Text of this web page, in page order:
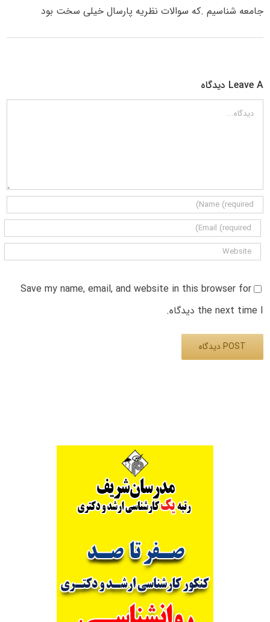
جامعه شناسیم .که سوالات نظریه پارسال خیلی سخت بود
Leave A دیدگاه
دیدگاه
Save my name, email, and website in this browser for
the next time I دیدگاه.